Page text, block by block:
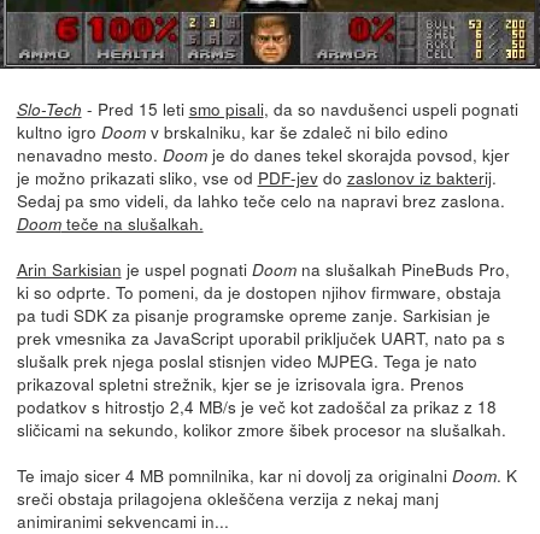
Slo-Tech - Pred 15 leti smo pisali, da so navdušenci uspeli pognati
kultno igro Doomv brskalniku, kar še zdaleč ni bilo edino
nenavadno mesto. Doomje do danes tekel skorajda povsod, kjer
je možno prikazati sliko, vse od PDF-jevdo zaslonov iz bakterij.
Sedaj pa smo videli, da lahko teče celo na napravi brez zaslona.
Doomteče na slušalkah.
Arin Sarkisian je uspel pognati Doomna slušalkah PineBuds Pro,
ki so odprte. To pomeni, da je dostopen njihov firmware, obstaja
pa tudi SDK za pisanje programske opreme zanje. Sarkisian je
prek vmesnika za JavaScript uporabil priključek UART, nato pa s
slušalk prek njega poslal stisnjen video MJPEG. Tega je nato
prikazoval spletni strežnik, kjer se je izrisovala igra. Prenos
podatkov s hitrostjo 2,4 MB/s je več kot zadoščal za prikaz z 18
sličicami na sekundo, kolikor zmore šibek procesor na slušalkah.
Te imajo sicer 4 MB pomnilnika, kar ni dovolj za originalni Doom. K
sreči obstaja prilagojena okleščena verzija z nekaj manj
animiranimi sekvencami in...